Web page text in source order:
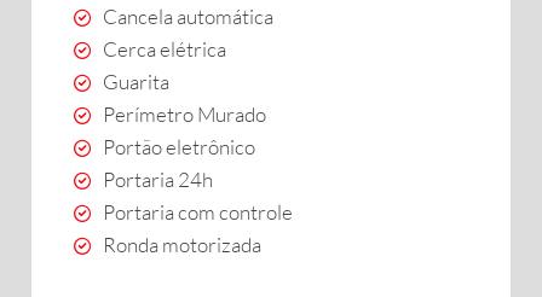
Cancela automática
Cerca elétrica
Guarita
Perímetro Murado
Portão eletrônico
Portaria 24h
Portaria com controle
Ronda motorizada